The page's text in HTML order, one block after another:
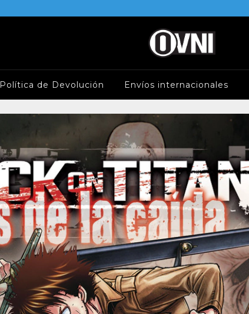
Política de Devolución Envíos internacionales